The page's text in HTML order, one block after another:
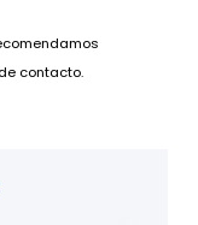
contacto.